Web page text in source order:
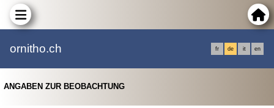
ornitho.ch fr de it en
ANGABEN ZUR BEOBACHTUNG